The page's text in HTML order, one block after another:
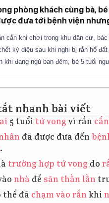
phòng khách cùng bà,
đưa tới bệnh viện
cắn khi chơi trong khu dân cư,
kỳ diệu sau khi nghi bị rắn hổ đất
khi đang ngủ ban đêm, bé 5 tuổi
nhanh bài viết
5 tuổi tử vong vì rắn cắn
đã được đưa đến
.
trường hợp tử vong do
nhà để săn thằn lằn
thể đã chạm vào rắnkhi